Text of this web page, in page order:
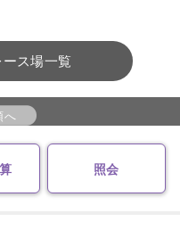
ス場一覧
へ
照会